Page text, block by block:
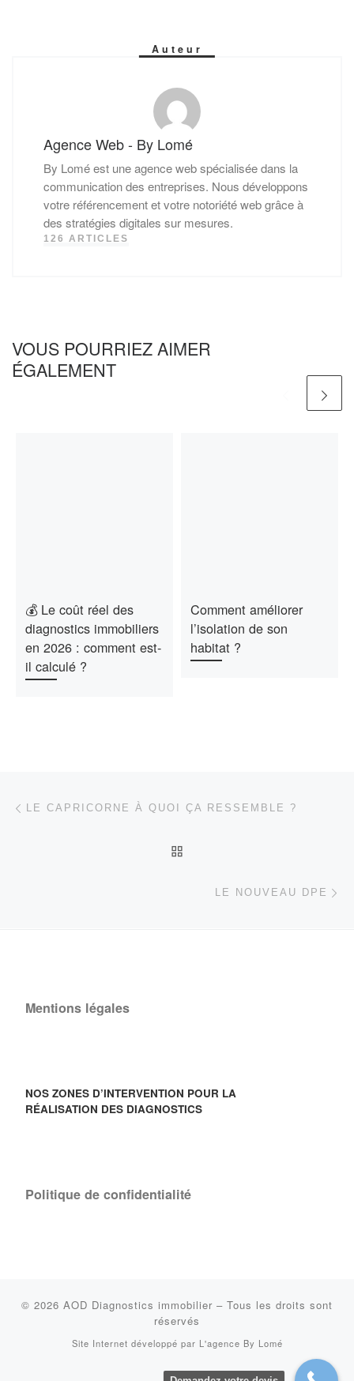
Auteur
Agence Web - By Lomé
By Lomé est une agence web spécialisée dans la
communication des entreprises. Nous développons
votre référencement et votre notoriété web grâce à
des stratégies digitales sur mesures.
126 ARTICLES
VOUS POURRIEZ AIMER
ÉGALEMENT
💰 Le coût réel des
diagnostics immobiliers
en 2026 : comment est-
il calculé ?
Comment améliorer
l’isolation de son
habitat ?
Parcourir les articles
LE CAPRICORNE À QUOI ÇA RESSEMBLE ?
LE NOUVEAU DPE
Mentions légales
NOS ZONES D’INTERVENTION POUR LA
RÉALISATION DES DIAGNOSTICS
Politique de confidentialité
© 2026 AOD Diagnostics immobilier – Tous les droits sont
réservés
Site Internet développé par L'agence By Lomé